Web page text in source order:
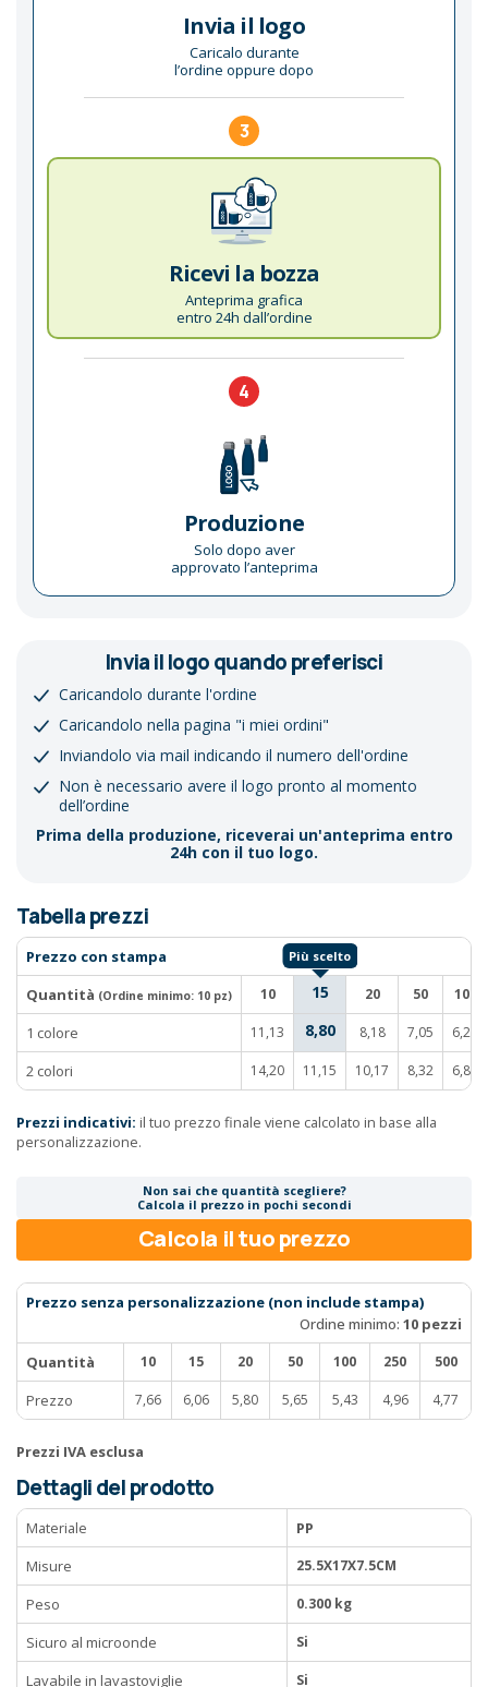
Invia il logo
Caricalo durante
l’ordine oppure dopo
3
Ricevi la bozza
Anteprima grafica
entro 24h dall’ordine
4
Produzione
Solo dopo aver
approvato l’anteprima
Invia il logo quando preferisci
Caricandolo durante l'ordine
Caricandolo nella pagina "i miei ordini"
Inviandolo via mail indicando il numero dell'ordine
Non è necessario avere il logo pronto al momento
dell’ordine
Prima della produzione, riceverai un'anteprima entro
24h con il tuo logo.
Tabella prezzi
Prezzo con stampa
Quantità (Ordine minimo: 10 pz) 10 15 20 50 100
1 colore 11,13 8,80 8,18 7,05 6,23
2 colori 14,20 11,15 10,17 8,32 6,89
Prezzi indicativi: il tuo prezzo finale viene calcolato in base alla
personalizzazione.
Non sai che quantità scegliere?
Calcola il prezzo in pochi secondi
Calcola il tuo prezzo
Prezzo senza personalizzazione (non include stampa)
Ordine minimo: 10 pezzi
Quantità
10 15 20 50 100 250 500
Prezzo 7,66 6,06 5,80 5,65 5,43 4,96 4,77
Prezzi IVA esclusa
Dettagli del prodotto
Materiale
PP
Misure
25.5X17X7.5CM
Peso 0.300 kg
Sicuro al microonde Si
Lavabile in lavastoviglie Si